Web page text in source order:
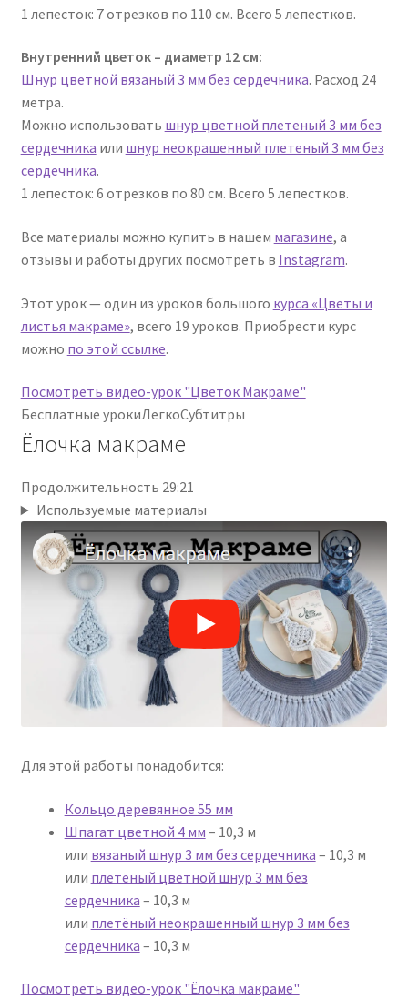
1 лепесток: 7 отрезков по 110 см. Всего 5 лепестков.
Внутренний цветок – диаметр 12 см:
Шнур цветной вязаный 3 мм без сердечника. Расход 24
метра.
Можно использовать шнур цветной плетеный 3 мм без
сердечника или шнур неокрашенный плетеный 3 мм без
сердечника.
1 лепесток: 6 отрезков по 80 см. Всего 5 лепестков.
Все материалы можно купить в нашем магазине, а
отзывы и работы других посмотреть в Instagram.
Этот урок — один из уроков большого курса «Цветы и
листья макраме», всего 19 уроков. Приобрести курс
можно по этой ссылке.
Посмотреть видео-урок "Цветок Макраме"
Бесплатные урокиЛегкоСубтитры
Ёлочка макраме
Продолжительность 29:21
Используемые материалы
Для этой работы понадобится:
Кольцо деревянное 55 мм
Шпагат цветной 4 мм – 10,3 м
или вязаный шнур 3 мм без сердечника – 10,3 м
или плетёный цветной шнур 3 мм без
сердечника – 10,3 м
или плетёный неокрашенный шнур 3 мм без
сердечника – 10,3 м
Посмотреть видео-урок "Ёлочка макраме"